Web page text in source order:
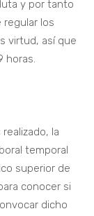
y por tanto
regular los
virtud, así que
horas.
la
temporal
superior de
conocer si
dicho